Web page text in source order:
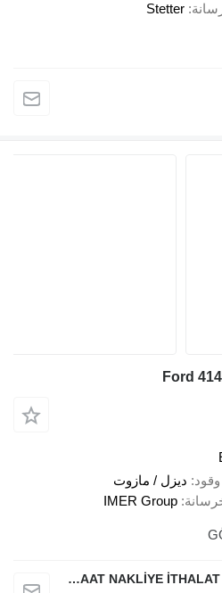
Stetter
وقود ديزل / مازوت
IMER Group
QSIS MAKİNA OTOMOTİV İNŞAAT NAKLİYE İTHALAT İHRACAT LİMİTED ŞİRKETİ